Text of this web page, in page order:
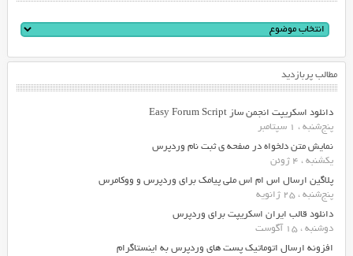
مطالب پربازدید
دانلود اسکریپت انجمن ساز Easy Forum Script
پنج‌شنبه ، 1 سپتامبر
نمایش متن دلخواه در صفحه ی ثبت نام وردپرس
یکشنبه ، 4 ژوئن
پلاگین ارسال اس ام اس ملی پیامک برای وردپرس و ووکامرس
پنج‌شنبه ، 25 ژانویه
دانلود قالب ایران اسکریپت برای وردپرس
دوشنبه ، 15 آگوست
افزونه ارسال اتوماتیک پست های وردپرس به اینستاگرام